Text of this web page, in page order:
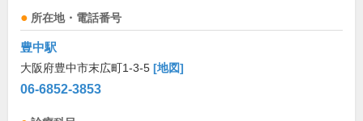
所在地・電話番号
豊中駅
大阪府豊中市末広町1-3-5 [地図]
06-6852-3853